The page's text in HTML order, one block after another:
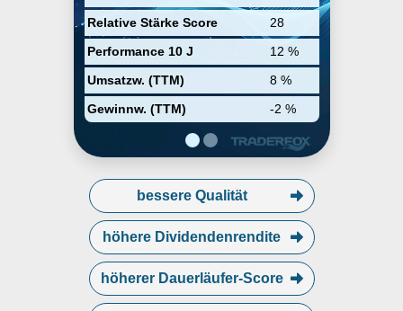
Relative Stärke Score
28
Performance 10 J
12 %
Umsatzw. (TTM)
8 %
Gewinnw. (TTM)
-2 %
bessere Qualität
höhere Dividendenrendite
höherer Dauerläufer-Score